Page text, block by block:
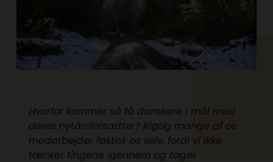
Hvorfor kommer så få danskere i mål med
deres nytårsforsætter? Rigtig mange af os
modarbejder faktisk os selv, fordi vi ikke
tænker tingene igennem og tager